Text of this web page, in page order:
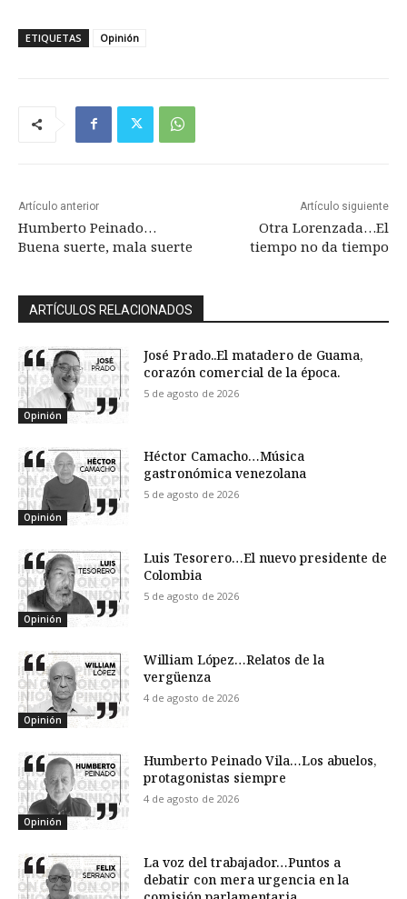
ETIQUETAS Opinión
Artículo anterior
Humberto Peinado…
Buena suerte, mala suerte
Artículo siguiente
Otra Lorenzada…El
tiempo no da tiempo
ARTÍCULOS RELACIONADOS
Opinión
José Prado..El matadero de Guama,
corazón comercial de la época.
5 de agosto de 2026
Opinión
Héctor Camacho…Música
gastronómica venezolana
5 de agosto de 2026
Opinión
Luis Tesorero…El nuevo presidente de
Colombia
5 de agosto de 2026
Opinión
William López…Relatos de la
vergüenza
4 de agosto de 2026
Opinión
Humberto Peinado Vila…Los abuelos,
protagonistas siempre
4 de agosto de 2026
La voz del trabajador…Puntos a
debatir con mera urgencia en la